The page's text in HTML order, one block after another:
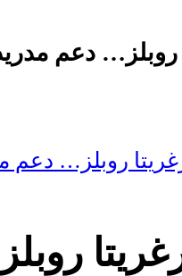
روبلز… دعم
روبلز… دعم